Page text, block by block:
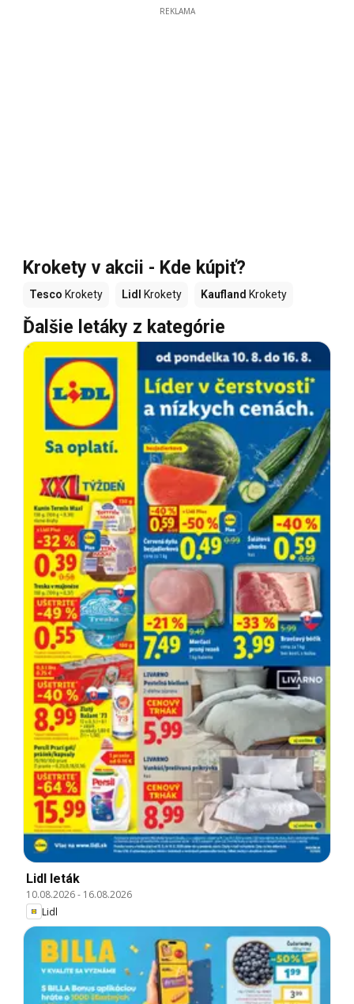
REKLAMA
Krokety v akcii - Kde kúpiť?
Tesco Krokety Lidl Krokety Kaufland Krokety
Ďalšie letáky z kategórie
Lidl leták
10.08.2026- 16.08.2026
Lidl